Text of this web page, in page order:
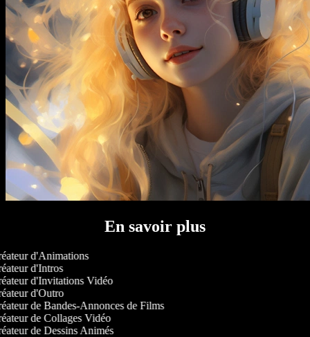
En savoir plus
d'Animations
d'Intros
d'Invitations Vidéo
d'Outro
de Bandes-Annonces de Films
de Collages Vidéo
de Dessins Animés